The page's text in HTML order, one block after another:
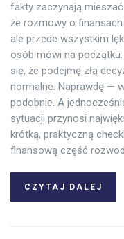
fakty zaczynają
że rozmowy o
ale przede wszystkim
osób mówi na początku:
się, że podejmę złą
normalne. Naprawdę —
podobnie. A
sytuacji przynosi
krótką, praktyczną
finansową część
CZYTAJ DALEJ